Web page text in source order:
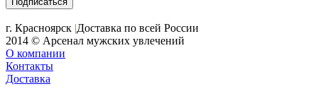
г. Красноярск |Доставка по всей России
2014 © Арсенал мужских увлечений
О компании
Контакты
Доставка